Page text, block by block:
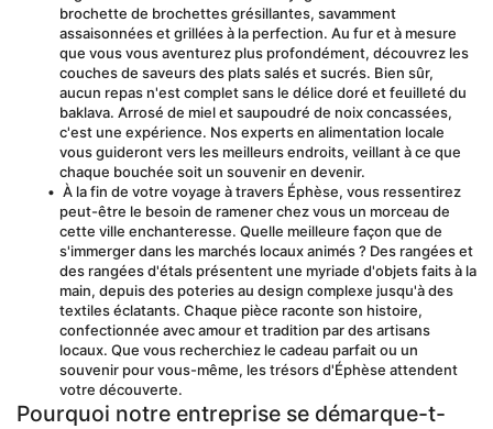
brochette de brochettes grésillantes, savamment
assaisonnées et grillées à la perfection. Au fur et à mesure
que vous vous aventurez plus profondément, découvrez les
couches de saveurs des plats salés et sucrés. Bien sûr,
aucun repas n'est complet sans le délice doré et feuilleté du
baklava. Arrosé de miel et saupoudré de noix concassées,
c'est une expérience. Nos experts en alimentation locale
vous guideront vers les meilleurs endroits, veillant à ce que
chaque bouchée soit un souvenir en devenir.
À la fin de votre voyage à travers Éphèse, vous ressentirez
peut-être le besoin de ramener chez vous un morceau de
cette ville enchanteresse. Quelle meilleure façon que de
s'immerger dans les marchés locaux animés ? Des rangées et
des rangées d'étals présentent une myriade d'objets faits à la
main, depuis des poteries au design complexe jusqu'à des
textiles éclatants. Chaque pièce raconte son histoire,
confectionnée avec amour et tradition par des artisans
locaux. Que vous recherchiez le cadeau parfait ou un
souvenir pour vous-même, les trésors d'Éphèse attendent
votre découverte.
Pourquoi notre entreprise se démarque-t-